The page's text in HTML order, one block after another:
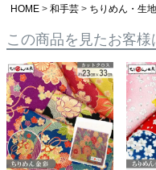
HOME
和手芸 ちりめん・生地
この商品を見たお客